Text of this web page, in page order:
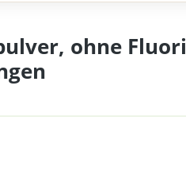
ohne